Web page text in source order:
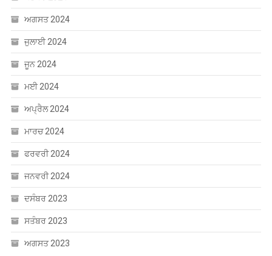
ਜੁਲਾਈ 2024
ਜੂਨ 2024
ਮਈ 2024
ਅਪ੍ਰੈਲ 2024
ਮਾਰਚ 2024
ਫਰਵਰੀ 2024
ਜਨਵਰੀ 2024
ਦਸੰਬਰ 2023
ਸਤੰਬਰ 2023
ਅਗਸਤ 2023